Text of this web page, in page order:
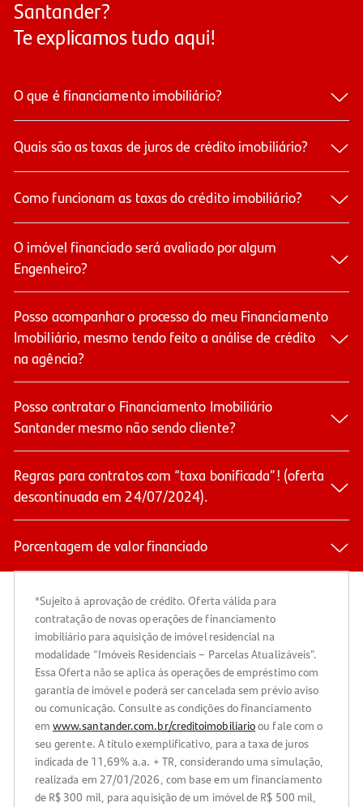
Santander?
Te explicamos tudo aqui!
O que é financiamento imobiliário?
Quais são as taxas de juros de crédito imobiliário?​
Como funcionam as taxas do crédito imobiliário?
O imóvel financiado será avaliado por algum
Engenheiro?
Posso acompanhar o processo do meu Financiamento
Imobiliário, mesmo tendo feito a análise de crédito
na agência?
Posso contratar o Financiamento Imobiliário
Santander mesmo não sendo cliente?
Regras para contratos com “taxa bonificada”! (oferta
descontinuada em 24/07/2024).
Porcentagem de valor financiado
*Sujeito à aprovação de crédito. Oferta válida para
contratação de novas operações de financiamento
imobiliário para aquisição de imóvel residencial na
modalidade “Imóveis Residenciais – Parcelas Atualizáveis”.
Essa Oferta não se aplica às operações de empréstimo com
garantia de imóvel e poderá ser cancelada sem prévio aviso
ou comunicação. Consulte as condições do financiamento
em www.santander.com.br/creditoimobiliarioou fale com o
seu gerente. A título exemplificativo, para a taxa de juros
indicada de 11,69% a.a. + TR, considerando uma simulação,
realizada em 27/01/2026, com base em um financiamento
de R$ 300 mil, para aquisição de um imóvel de R$ 500 mil,